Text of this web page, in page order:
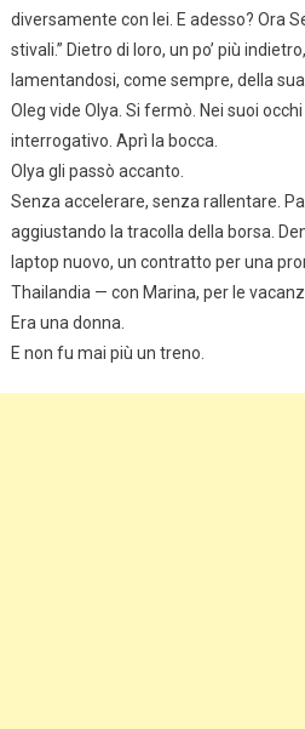
diversamente con lei. E adesso? Ora
stivali.” Dietro di loro, un po’ più
lamentandosi, come sempre, della sua
Oleg vide Olya. Si fermò. Nei suoi
interrogativo. Aprì la bocca.
Olya gli passò accanto.
Senza accelerare, senza rallentare.
aggiustando la tracolla della borsa.
laptop nuovo, un contratto per una
Thailandia — con Marina, per le
Era una donna.
E non fu mai più un treno.